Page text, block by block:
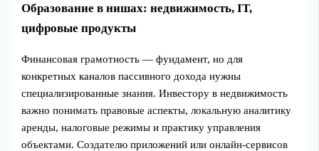
Образование в нишах: недвижимость, IT,
цифровые продукты
Финансовая грамотность — фундамент, но для
конкретных каналов пассивного дохода нужны
специализированные знания. Инвестору в недвижимость
важно понимать правовые аспекты, локальную аналитику
аренды, налоговые режимы и практику управления
объектами. Создателю приложений или онлайн-сервисов